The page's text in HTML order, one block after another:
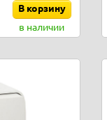
В корзину
в наличии